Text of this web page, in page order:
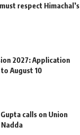
respect Himachal’s
2027: Application
August 10
calls on Union